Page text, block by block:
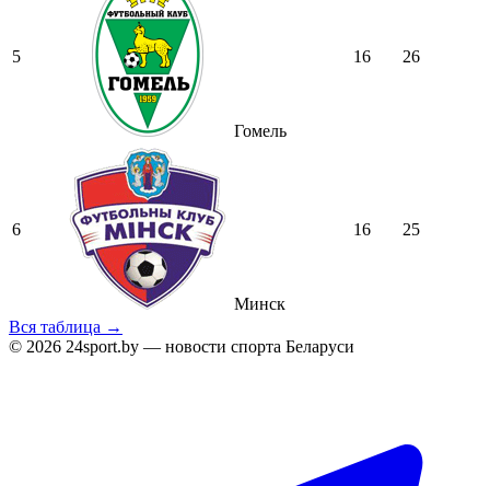
5
Гомель
16 26
6
Минск
16 25
Вся таблица →
© 2026 24sport.by — новости спорта Беларуси